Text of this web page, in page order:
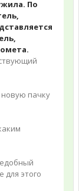
По
новую пачку
для этого